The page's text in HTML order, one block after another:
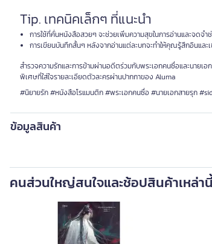
Tip. เทคนิคเล็กๆ ที่แนะนำ
การใช้ที่คั่นหนังสือสวยๆ จะช่วยเพิ่มความสุขในการอ่านและจดจำ
การเขียนบันทึกสั้นๆ หลังจากอ่านแต่ละบทจะทำให้คุณรู้สึกอินและ
สำรวจความรักและการข้ามผ่านอดีตร่วมกับพระเอกคนซื่อและนาย
พิเศษที่ใส่ใจรายละเอียดตัวละครผ่านปากกาของ Aluma
#นิยายรัก #หนังสือโรแมนติก #พระเอกคนซื่อ #นายเอกสายรุก
ข้อมูลสินค้า
คนส่วนใหญ่สนใจและช้อปสินค้าเหล่า